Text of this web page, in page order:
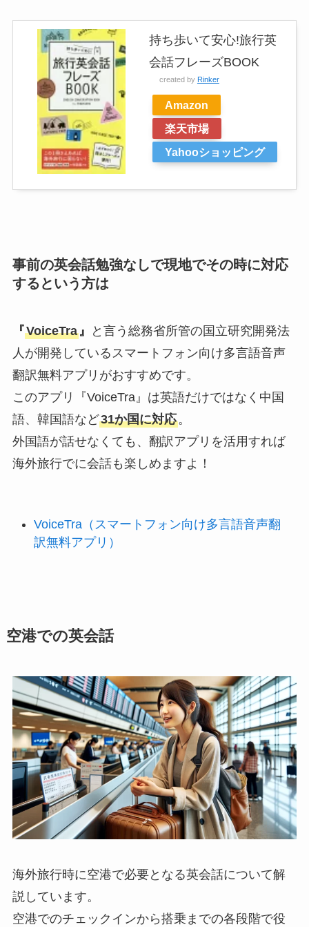
持ち歩いて安心!旅行英
会話フレーズBOOK
created by Rinker
Amazon
楽天市場
Yahooショッピング
事前の英会話勉強なしで現地でその時に対応
するという方は
『VoiceTra』
と言う総務省所管の国立研究開発法
人が開発しているスマートフォン向け多言語音声
翻訳無料アプリがおすすめです。
このアプリ『VoiceTra』は英語だけではなく中国
語、韓国語など31か国に対応。
外国語が話せなくても、翻訳アプリを活用すれば
海外旅行でに会話も楽しめますよ！
VoiceTra（スマートフォン向け多言語音声翻
訳無料アプリ）
空港での英会話
海外旅行時に空港で必要となる英会話について解
説しています。
空港でのチェックインから搭乗までの各段階で役